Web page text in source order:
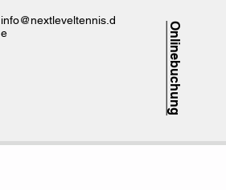
info@nextleveltennis.d
e
Onlinebuchung